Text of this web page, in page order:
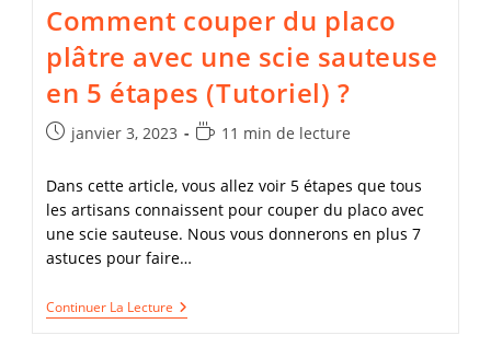
Comment couper du placo
plâtre avec une scie sauteuse
en 5 étapes (Tutoriel) ?
Publication
janvier 3, 2023
Temps
lecture :
11 min de lecture
Dans cette article, vous allez voir 5 étapes que tous
les artisans connaissent pour couper du placo avec
une scie sauteuse. Nous vous donnerons en plus 7
astuces pour faire…
Continuer La Lecture Comment
Couper